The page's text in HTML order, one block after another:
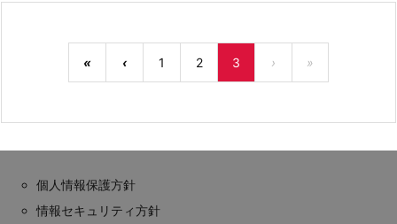
« ‹ 1 2 3 › »
個人情報保護方針
情報セキュリティ方針